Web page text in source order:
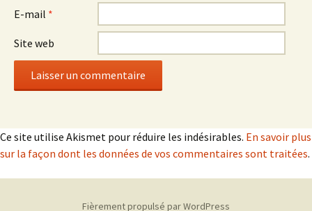
E-mail *
Site web
Ce site utilise Akismet pour réduire les indésirables. En savoir plus
sur la façon dont les données de vos commentaires sont traitées.
Fièrement propulsé par WordPress